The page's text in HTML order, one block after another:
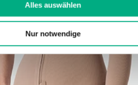
Alles auswählen
Nur notwendige